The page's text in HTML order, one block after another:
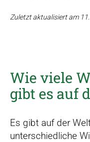
Zuletzt aktualisiert am
Wie viele
gibt es auf
Es gibt auf der
unterschiedliche